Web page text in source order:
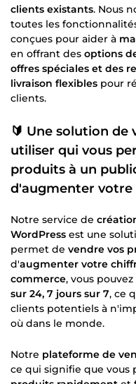
clients existants. Nous
toutes les
conçues pour aider à
en offrant des options
offres spéciales et des
livraison flexibles pour
clients.
🔰 Une solution de
utiliser qui vous
produits à un
d'augmenter
Notre service de
WordPress est une
permet de vendre vos
d'augmenter votre
commerce, vous pouvez
sur 24, 7 jours sur 7, ce
clients potentiels à
où dans le monde.
Notre plateforme de
ce qui signifie que vous